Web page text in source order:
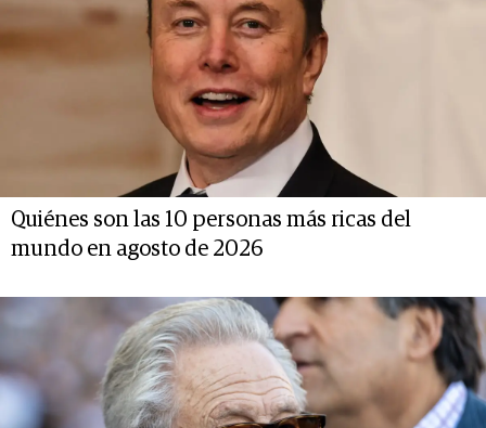
Quiénes son las 10 personas más ricas del
mundo en agosto de 2026